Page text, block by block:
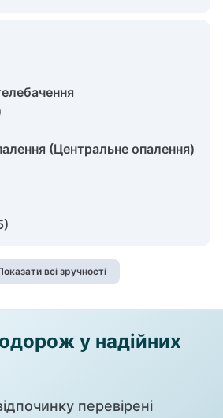
(Центральне опалення)
всі зручності
у надійних
перевірені